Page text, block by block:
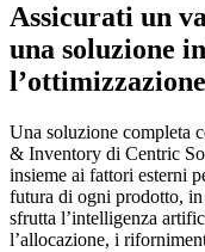
Assicurati un
una soluzione
Una soluzione completa
& Inventory di Centric
insieme ai fattori esterni
futura di ogni prodotto,
sfrutta l’intelligenza
l’allocazione, i